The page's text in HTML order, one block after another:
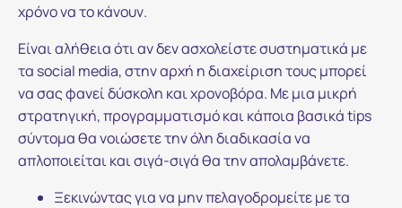
χρόνο να το κάνουν.
Είναι αλήθεια ότι αν δεν ασχολείστε συστηματικά με
τα social media, στην αρχή η διαχείριση τους μπορεί
να σας φανεί δύσκολη και χρονοβόρα. Με μια μικρή
στρατηγική, προγραμματισμό και κάποια βασικά tips
σύντομα θα νοιώσετε την όλη διαδικασία να
απλοποιείται και σιγά-σιγά θα την απολαμβάνετε.
Ξεκινώντας για να μην πελαγοδρομείτε με τα